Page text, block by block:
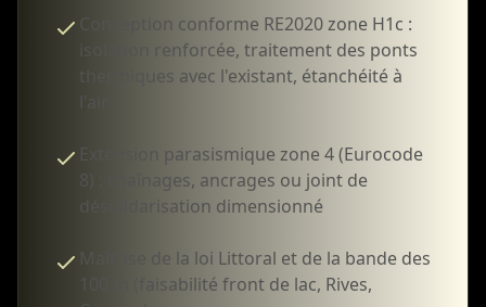
Conception conforme RE2020 zone H1c :
isolation renforcée, traitement des ponts
thermiques avec l'existant, étanchéité à
l'air
Extension parasismique zone 4 (Eurocode
8) : chaînages, ancrages ou joint de
désolidarisation dimensionné
Maîtrise de la loi Littoral et de la bande des
100 m (faisabilité front de lac, Rives,